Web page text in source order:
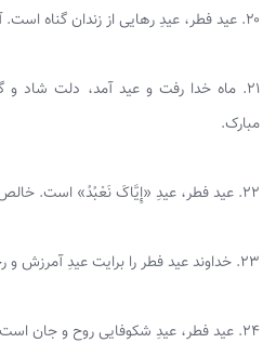
۲۰. عید فطر، عیدِ رهایی از زندان گناه است. آزاد و رها باشی.
۲۱. ماه خدا رفت و عید آمد، دلت شاد
مبارک.
۲۲. عید فطر، عیدِ «إِیَّاکَ نَعْبُدُ» است. خالص برای خدا باشی.
۲۳. خداوند عید فطر را برایت عیدِ آمرزش و رحمت قرار دهد. مبارک باشد.
۲۴. عید فطر، عیدِ شکوفایی روح و جان است. روحت همیشه شکوفا.